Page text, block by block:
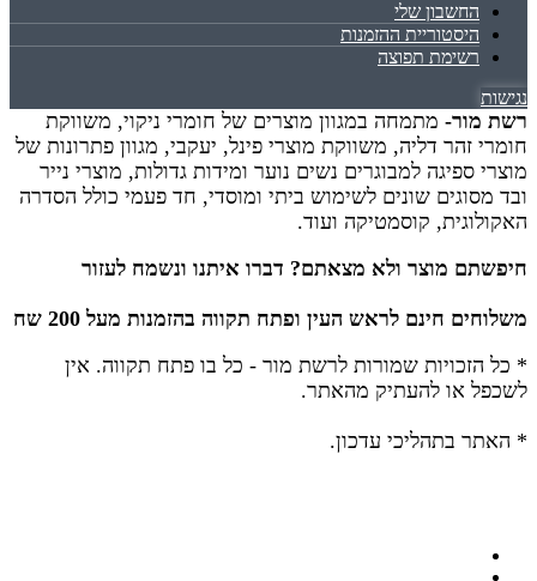
החשבון שלי
היסטוריית ההזמנות
רשימת תפוצה
נגישות
רשת מור- מתמחה במגוון מוצרים של חומרי ניקוי, משווקת
חומרי זהר דליה, משווקת מוצרי פינל, יעקבי, מגוון פתרונות של
מוצרי ספיגה למבוגרים נשים נוער ומידות גדולות, מוצרי נייר
ובד מסוגים שונים לשימוש ביתי ומוסדי, חד פעמי כולל הסדרה
האקולוגית, קוסמטיקה ועוד.
חיפשתם מוצר ולא מצאתם? דברו איתנו ונשמח לעזור
משלוחים חינם לראש העין ופתח תקווה בהזמנות מעל 200 שח
* כל הזכויות שמורות לרשת מור - כל בו פתח תקווה. אין
לשכפל או להעתיק מהאתר.
* האתר בתהליכי עדכון.